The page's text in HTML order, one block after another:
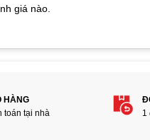
giá nào.
giá đầu tiên cho sản
HÀNG
toán tại nhà
1